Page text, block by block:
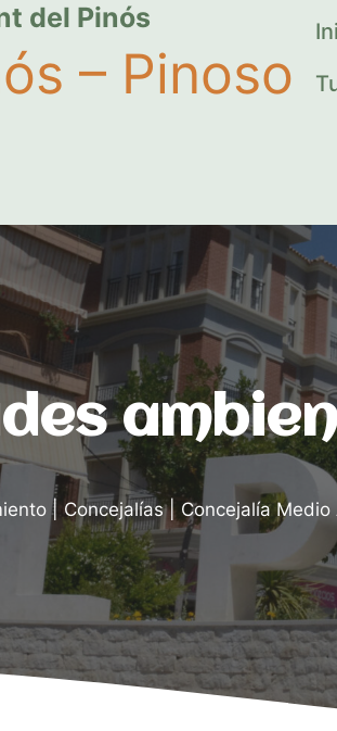
del Pinós
– Pinoso
| Concejalías| Concejalía